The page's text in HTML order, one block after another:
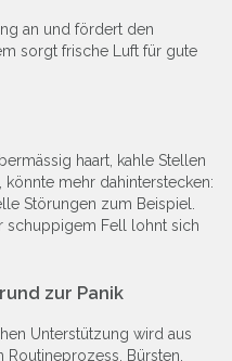
an und fördert den
sorgt frische Luft für gute
haart, kahle Stellen
mehr dahinterstecken:
Störungen zum Beispiel.
schuppigem Fell lohnt sich
zur Panik
Unterstützung wird aus
Bürsten,